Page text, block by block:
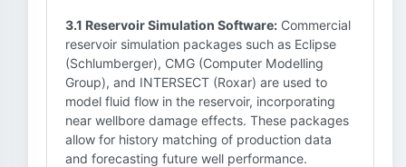
3.1 Reservoir Simulation Software: Commercial
reservoir simulation packages such as Eclipse
(Schlumberger), CMG (Computer Modelling
Group), and INTERSECT (Roxar) are used to
model fluid flow in the reservoir, incorporating
near wellbore damage effects. These packages
allow for history matching of production data
and forecasting future well performance.